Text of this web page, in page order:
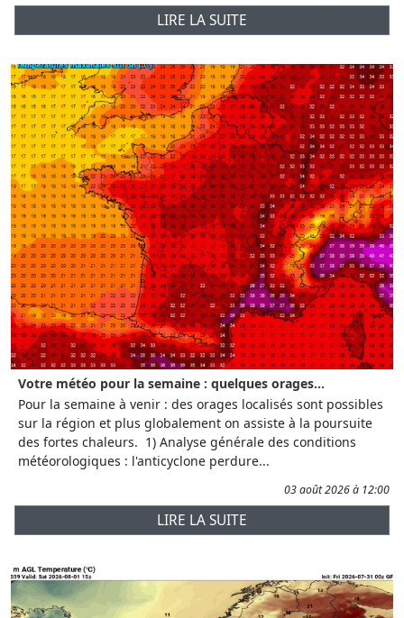
LIRE LA SUITE
Votre météo pour la semaine : quelques orages...
Pour la semaine à venir : des orages localisés sont possibles
sur la région et plus globalement on assiste à la poursuite
des fortes chaleurs. 1) Analyse générale des conditions
météorologiques : l'anticyclone perdure...
03 août 2026 à 12:00
LIRE LA SUITE